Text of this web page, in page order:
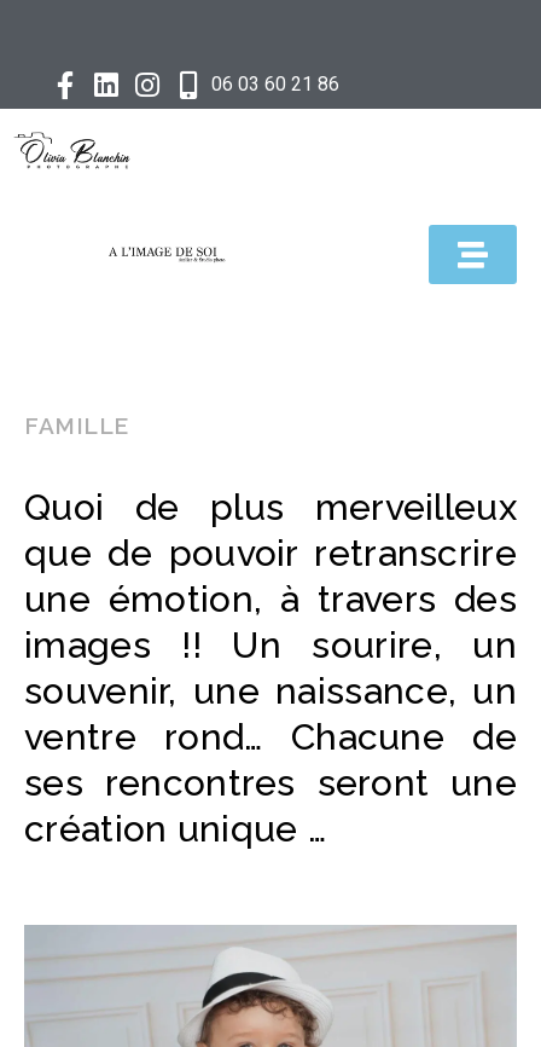
06 03 60 21 86
FAMILLE
Quoi de plus merveilleux
que de pouvoir retranscrire
une émotion, à travers des
images !! Un sourire, un
souvenir, une naissance, un
ventre rond… Chacune de
ses rencontres seront une
création unique …